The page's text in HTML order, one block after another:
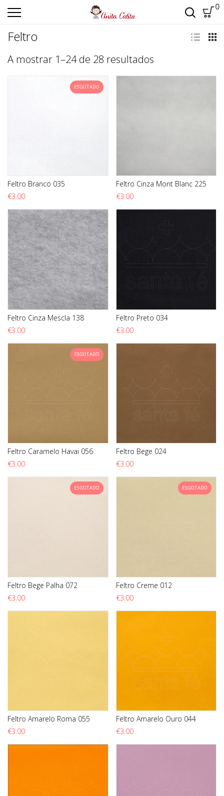
0
Feltro
A mostrar 1–24 de 28 resultados
ESGOTADO
Feltro Branco 035
€3.00
Feltro Cinza Mont Blanc 225
€3.00
Feltro Cinza Mescla 138
€3.00
Feltro Preto 034
€3.00
ESGOTADO
Feltro Caramelo Havai 056
€3.00
Feltro Bege 024
€3.00
ESGOTADO
Feltro Bege Palha 072
€3.00
ESGOTADO
Feltro Creme 012
€3.00
Feltro Amarelo Roma 055
€3.00
Feltro Amarelo Ouro 044
€3.00